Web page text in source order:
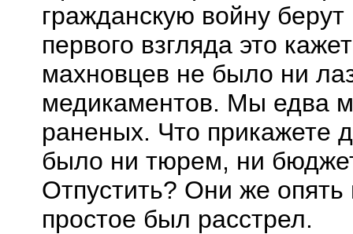
гражданскую войну
первого взгляда это
махновцев не было ни
медикаментов. Мы едва
раненых. Что прикажете
было ни тюрем, ни
Отпустить? Они же
простое был расстрел.